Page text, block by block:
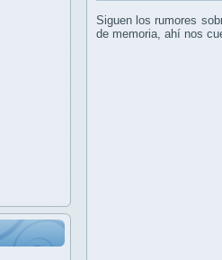
Siguen los rumores
de memoria, ahí nos